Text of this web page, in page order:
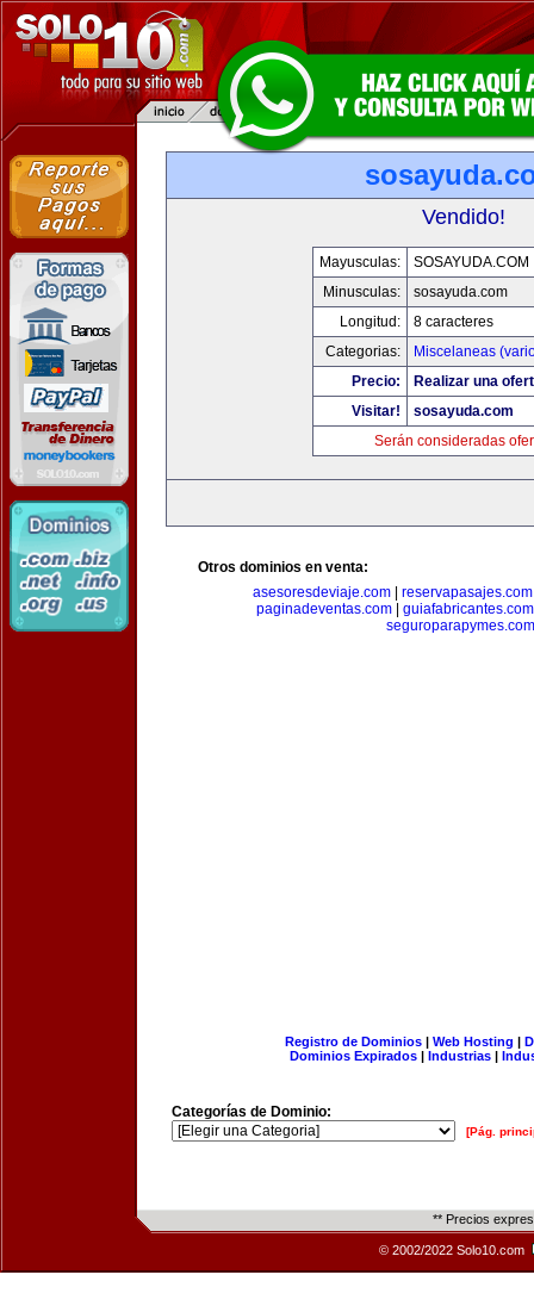
Vendido!
Mayusculas:
SOSAYUDA.COM
Minusculas:
sosayuda.com
Longitud:
8 caracteres
Categorias:
Miscelaneas
Precio:
Realizar una
Visitar!
sosayuda.com
Serán consideradas
Otros dominios en venta:
asesoresdeviaje.com
reservapasajes.com
paginadeventas.com
guiafabricantes.com
seguroparapymes.com
Registro de Dominios| Web Hosting |
Dominios Expirados | Industrias |
Categorías de Dominio:
[Pág.
** Precios
© 2002/2022 Solo10.com